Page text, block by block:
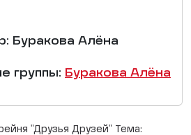
Буракова Алёна
группы: Буракова Алёна
"Друзья Друзей" Тема: